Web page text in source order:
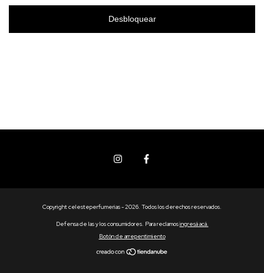
Desbloquear
Copyright celesteperfumerias - 2026. Todos los derechos reservados.
Defensa de las y los consumidores. Para reclamosingresá acá.
Botón de arrepentimiento